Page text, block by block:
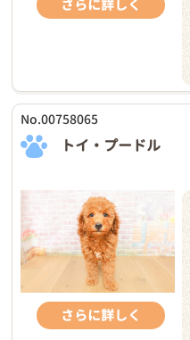
さらに詳しく
No.00758065
トイ・プードル
さらに詳しく